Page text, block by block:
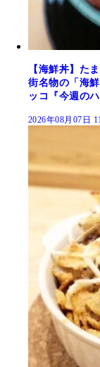
【海鮮丼】た
街名物の「海
ッコ『今週の
2026年08月07日